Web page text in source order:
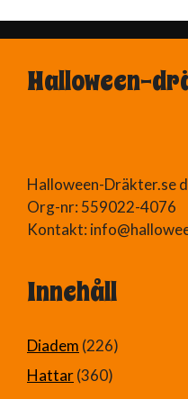
Halloween-
Halloween-Dräkter.se
Org-nr: 559022-4076
Kontakt:
Innehåll
Diadem (226)
Hattar(360)